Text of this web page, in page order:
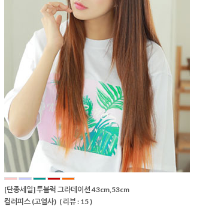
[단종세일] 투블럭 그라데이션 43cm,53cm
컬러피스 (고열사) ( 리뷰 : 15 )